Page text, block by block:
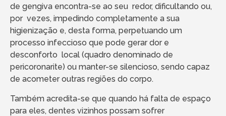
de gengiva encontra-se ao seu redor, dificultando ou,
por vezes, impedindo completamente a sua
higienização e, desta forma, perpetuando um
processo infeccioso que pode gerar dor e
desconforto local (quadro denominado de
pericoronarite) ou manter-se silencioso, sendo capaz
de acometer outras regiões do corpo.
Também acredita-se que quando há falta de espaço
para eles, dentes vizinhos possam sofrer